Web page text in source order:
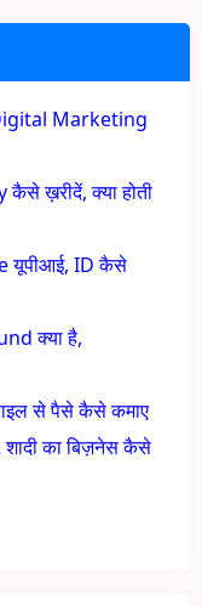
Marketing
ख़रीदें, क्या होती
यूपीआई, ID कैसे
क्या है,
से पैसे कैसे कमाए
का बिज़नेस कैसे